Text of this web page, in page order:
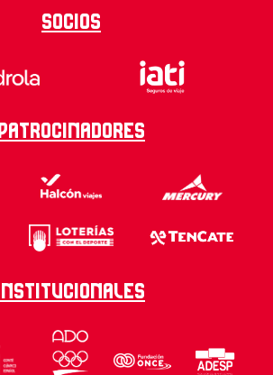
Socios
Patrocinadores
Institucionales